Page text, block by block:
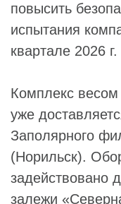
повысить
испытания
квартале 2026 г.
Комплекс
уже
Заполярного
(Норильск).
задействовано
залежи